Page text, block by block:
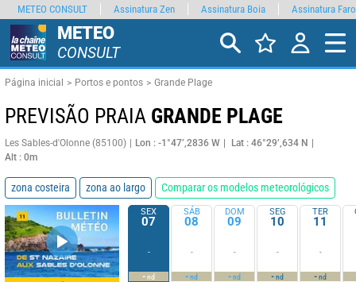
METEO
CONSULT
Página inicial Portos e pontos Grande Plage
PREVISÃO PRAIA GRANDE PLAGE
Les Sables-d'Olonne (85100) Lon : -1°47’,2836 W
Lat : 46°29’,634 N
Alt : 0m
zona costeira zona ao largo Comparar os modelos meteorológicos
SEX
07
-
-nd
SÁB
08
-
-nd
DOM
09
-
-nd
SEG
10
-
-nd
TER
11
-
-nd
METEO CONSULT Assinatura Zen Assinatura Boia Assinatura